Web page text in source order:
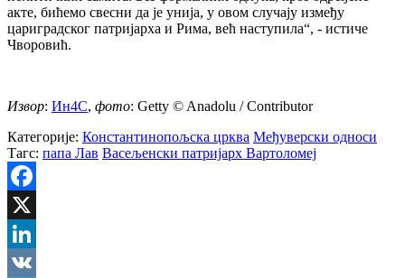
акте, бићемо свесни да је унија, у овом случају између
цариградског патријарха и Рима, већ наступила“, - истиче
Чворовић.
Извор: Ин4С, фото: Getty © Anadolu / Contributor
Категорије: Константинопољска црква Међуверски односи
Тагс: папа Лав Васељенски патријарх Вартоломеј
Facebook
X
LinkedIn